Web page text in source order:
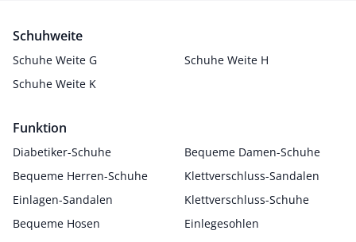
Schuhweite
Schuhe Weite G
Schuhe Weite H
Schuhe Weite K
Funktion
Diabetiker-Schuhe
Bequeme Damen-Schuhe
Bequeme Herren-Schuhe
Klettverschluss-Sandalen
Einlagen-Sandalen
Klettverschluss-Schuhe
Bequeme Hosen
Einlegesohlen